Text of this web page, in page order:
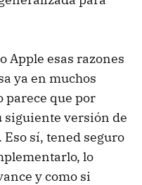
Apple esas razones
ya en muchos
parece que por
siguiente versión de
Eso sí, tened seguro
lo
y como si